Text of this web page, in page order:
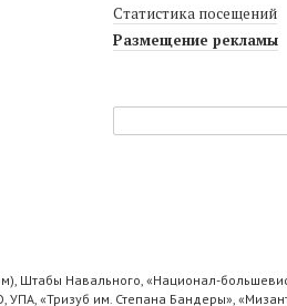
Статистика посещений
Размещение рекламы
Навального, «Национал-
«Тризуб им. Степана Бандеры»,